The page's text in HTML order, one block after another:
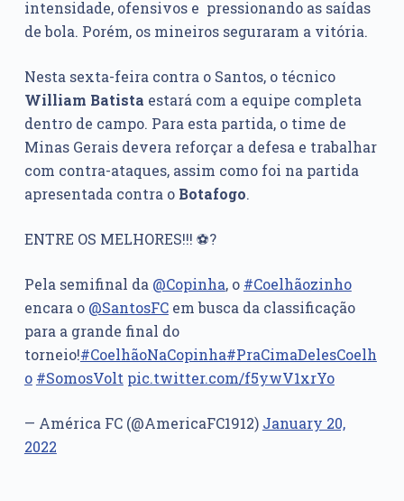
intensidade, ofensivos e pressionando as saídas
de bola. Porém, os mineiros seguraram a vitória.
Nesta sexta-feira contra o Santos, o técnico
William Batista estará com a equipe completa
dentro de campo. Para esta partida, o time de
Minas Gerais devera reforçar a defesa e trabalhar
com contra-ataques, assim como foi na partida
apresentada contra o Botafogo.
ENTRE OS MELHORES!!! ⚽?
Pela semifinal da @Copinha, o #Coelhãozinho
encara o @SantosFCem busca da classificação
para a grande final do
torneio!#CoelhãoNaCopinha#PraCimaDelesCoelh
o #SomosVolt pic.twitter.com/f5ywV1xrYo
— América FC (@AmericaFC1912) January 20,
2022